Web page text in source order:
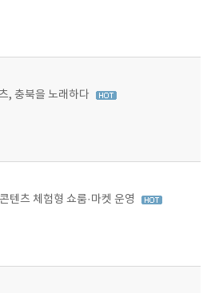
, 충북을 노래하다
텐츠 체험형 쇼룸·마켓 운영